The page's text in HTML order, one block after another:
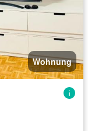
Wohnung